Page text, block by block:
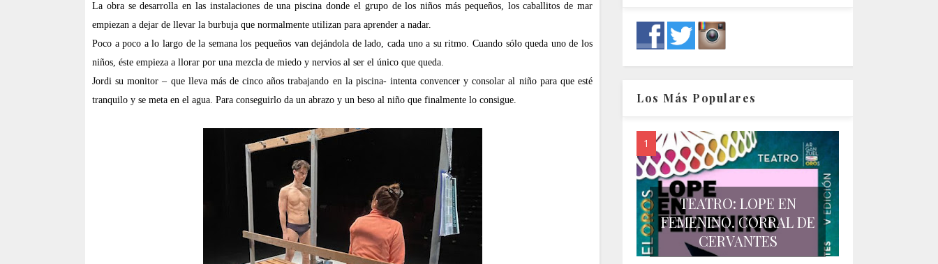
La obra se desarrolla en las instalaciones de una piscina donde el grupo de los niños más pequeños, los caballitos de mar
empiezan a dejar de llevar la burbuja que normalmente utilizan para aprender a nadar.
Poco a poco a lo largo de la semana los pequeños van dejándola de lado, cada uno a su ritmo. Cuando sólo queda uno de los
niños, éste empieza a llorar por una mezcla de miedo y nervios al ser el único que queda.
Jordi su monitor – que lleva más de cinco años trabajando en la piscina- intenta convencer y consolar al niño para que esté
tranquilo y se meta en el agua. Para conseguirlo da un abrazo y un beso al niño que finalmente lo consigue.
Los Más Populares
TEATRO: LOPE EN
FEMENINO. CORRAL DE
CERVANTES